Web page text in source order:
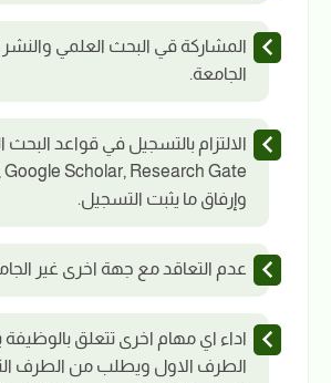
المشاركة قي البحث العلمي
الجامعة.
الالتزام بالتسجيل في قواعد البحث
Google Scholar, Research Gate
وإرفاق ما يثبت التسجيل.
عدم التعاقد مع جهة اخرى غير
اداء اي مهام اخرى تتعلق بالوظيفة
الطرف الاول ويطلب من الطرف